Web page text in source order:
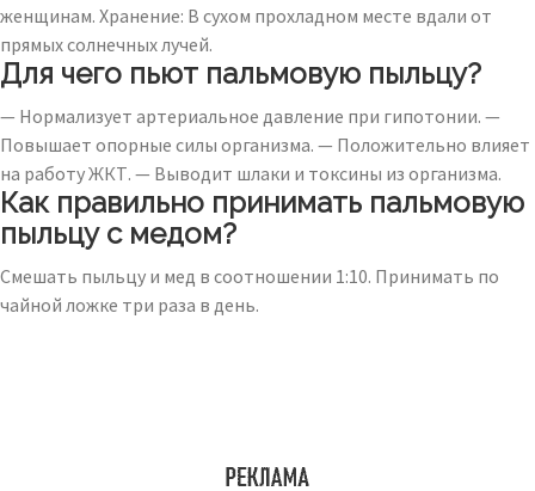
женщинам. Хранение: В сухом прохладном месте вдали от
прямых солнечных лучей.
Для чего пьют пальмовую пыльцу?
— Нормализует артериальное давление при гипотонии. —
Повышает опорные силы организма. — Положительно влияет
на работу ЖКТ. — Выводит шлаки и токсины из организма.
Как правильно принимать пальмовую
пыльцу с медом?
Смешать пыльцу и мед в соотношении 1:10. Принимать по
чайной ложке три раза в день.